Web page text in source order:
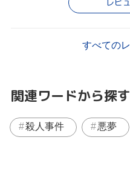
すべての
関連ワードから探す
殺人事件 悪夢